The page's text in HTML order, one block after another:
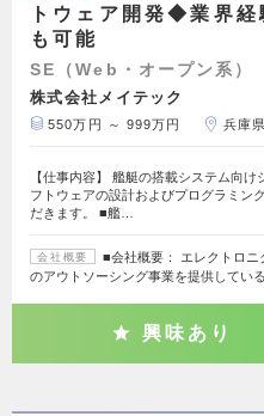
トウェア開発◆業界
も可能
SE（Web・オープン系）
株式会社メイテック
550万円 ～ 999万円 兵庫県
【仕事内容】 艦艇の搭載システム向け
フトウェアの設計およびプログラミン
だきます。 ■艦…
会社概要
■会社概要： エレクトロニ
のアウトソーシング事業を提供してい
興味あり